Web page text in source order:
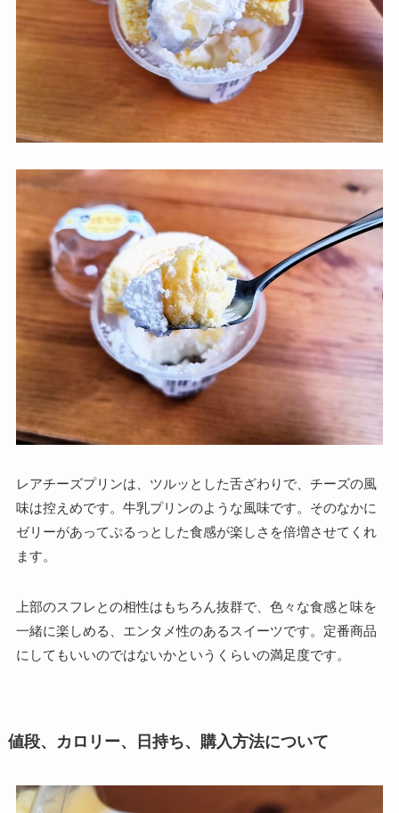
レアチーズプリンは、ツルッとした舌ざわりで、チーズの風
味は控えめです。牛乳プリンのような風味です。そのなかに
ゼリーがあってぷるっとした食感が楽しさを倍増させてくれ
ます。
上部のスフレとの相性はもちろん抜群で、色々な食感と味を
一緒に楽しめる、エンタメ性のあるスイーツです。定番商品
にしてもいいのではないかというくらいの満足度です。
値段、カロリー、日持ち、購入方法について